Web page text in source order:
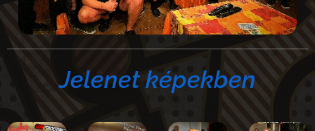
Jelenet képekben